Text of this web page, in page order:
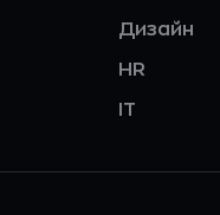
Дизайн
HR
IT